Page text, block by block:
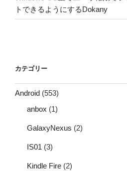
トできるようにするDokany
カテゴリー
Android (553)
anbox (1)
GalaxyNexus (2)
IS01 (3)
Kindle Fire (2)